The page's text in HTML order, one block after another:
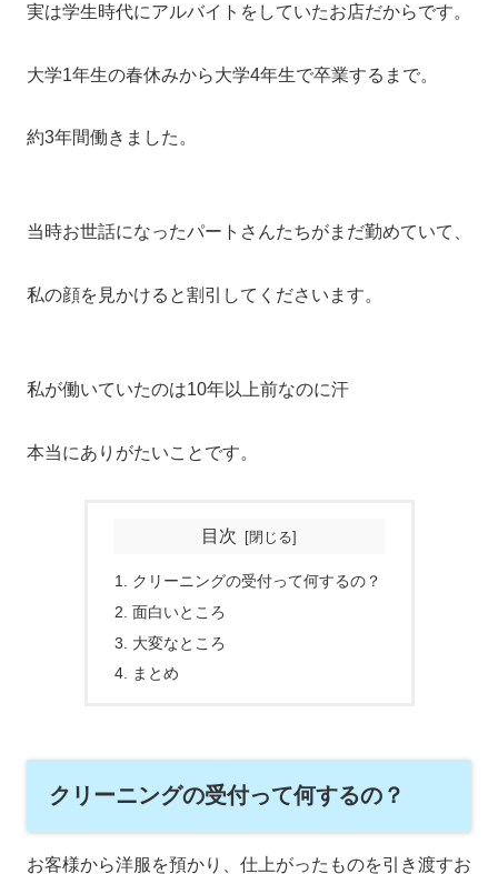
実は学生時代にアルバイトをしていたお店だからです。
大学1年生の春休みから大学4年生で卒業するまで。
約3年間働きました。
当時お世話になったパートさんたちがまだ勤めていて、
私の顔を見かけると割引してくださいます。
私が働いていたのは10年以上前なのに汗
本当にありがたいことです。
目次
クリーニングの受付って何するの？
面白いところ
大変なところ
まとめ
クリーニングの受付って何するの？
お客様から洋服を預かり、仕上がったものを引き渡すお